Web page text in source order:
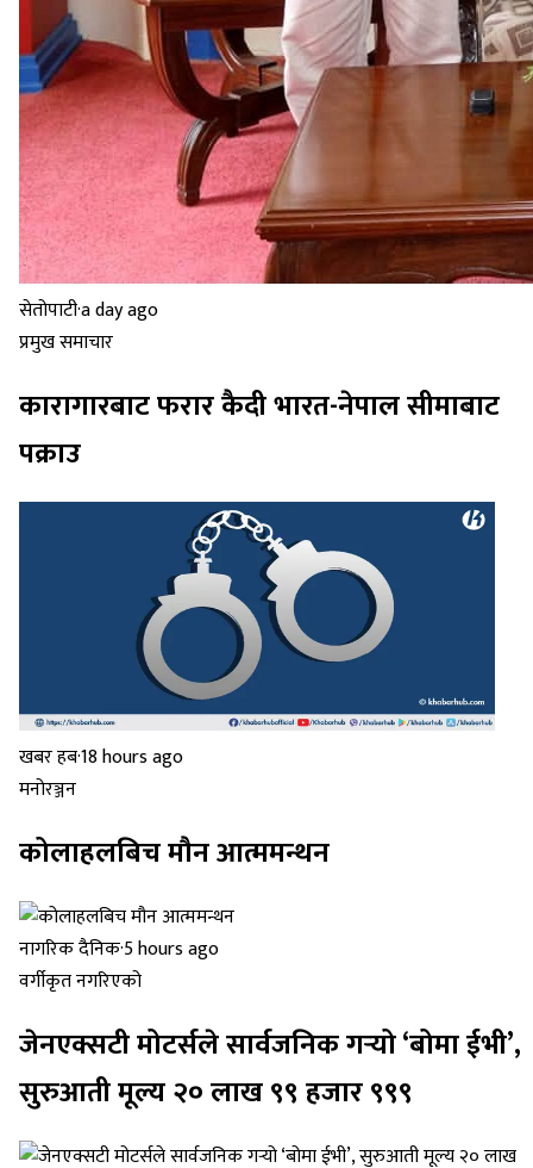
सेतोपाटी·a day ago
प्रमुख समाचार
कारागारबाट फरार कैदी भारत-नेपाल सीमाबाट
पक्राउ
खबर हब·18 hours ago
मनोरञ्जन
कोलाहलबिच मौन आत्ममन्थन
नागरिक दैनिक·5 hours ago
वर्गीकृत नगरिएको
जेनएक्सटी मोटर्सले सार्वजनिक गर्‍यो ‘बोमा ईभी’,
सुरुआती मूल्य २० लाख ९९ हजार ९९९